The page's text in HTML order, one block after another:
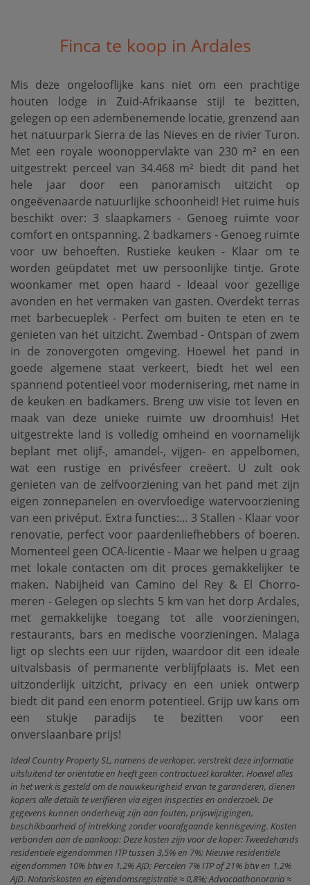
Finca te koop in Ardales
Mis deze ongelooflijke kans niet om een ​​prachtige
houten lodge in Zuid-Afrikaanse stijl te bezitten,
gelegen op een adembenemende locatie, grenzend aan
het natuurpark Sierra de las Nieves en de rivier Turon.
Met een royale woonoppervlakte van 230 m² en een
uitgestrekt perceel van 34.468 m² biedt dit pand het
hele jaar door een panoramisch uitzicht op
ongeëvenaarde natuurlijke schoonheid! Het ruime huis
beschikt over: 3 slaapkamers - Genoeg ruimte voor
comfort en ontspanning. 2 badkamers - Genoeg ruimte
voor uw behoeften. Rustieke keuken - Klaar om te
worden geüpdatet met uw persoonlijke tintje. Grote
woonkamer met open haard - Ideaal voor gezellige
avonden en het vermaken van gasten. Overdekt terras
met barbecueplek - Perfect om buiten te eten en te
genieten van het uitzicht. Zwembad - Ontspan of zwem
in de zonovergoten omgeving. Hoewel het pand in
goede algemene staat verkeert, biedt het wel een
spannend potentieel voor modernisering, met name in
de keuken en badkamers. Breng uw visie tot leven en
maak van deze unieke ruimte uw droomhuis! Het
uitgestrekte land is volledig omheind en voornamelijk
beplant met olijf-, amandel-, vijgen- en appelbomen,
wat een rustige en privésfeer creëert. U zult ook
genieten van de zelfvoorziening van het pand met zijn
eigen zonnepanelen en overvloedige watervoorziening
van een privéput. Extra functies:... 3 Stallen - Klaar voor
renovatie, perfect voor paardenliefhebbers of boeren.
Momenteel geen OCA-licentie - Maar we helpen u graag
met lokale contacten om dit proces gemakkelijker te
maken. Nabijheid van Camino del Rey & El Chorro-
meren - Gelegen op slechts 5 km van het dorp Ardales,
met gemakkelijke toegang tot alle voorzieningen,
restaurants, bars en medische voorzieningen. Malaga
ligt op slechts een uur rijden, waardoor dit een ideale
uitvalsbasis of permanente ‌verblijfplaats ‌is. Met ‌een
‌uitzonderlijk uitzicht, ‌privacy en een ‌uniek ‌ontwerp
biedt ‌dit pand een enorm potentieel. Grijp uw kans ‌om
‌een ​​stukje paradijs ‌te ‌bezitten ‌voor ‌een
‌onverslaanbare ‌prijs!
Ideal Country Property SL, namens de verkoper, verstrekt deze informatie
uitsluitend ter oriëntatie en heeft geen contractueel karakter. Hoewel alles
in het werk is gesteld om de nauwkeurigheid ervan te garanderen, dienen
kopers alle details te verifiëren via eigen inspecties en onderzoek. De
gegevens kunnen onderhevig zijn aan fouten, prijswijzigingen,
beschikbaarheid of intrekking zonder voorafgaande kennisgeving. Kosten
verbonden aan de aankoop: Deze kosten zijn voor de koper: Tweedehands
residentiële eigendommen ITP tussen 3,5% en 7%; Nieuwe residentiële
eigendommen 10% btw en 1,2% AJD; Percelen 7% ITP of 21% btw en 1,2%
AJD. Notariskosten en eigendomsregistratie ≈ 0,8%; Advocaathonoraria ≈